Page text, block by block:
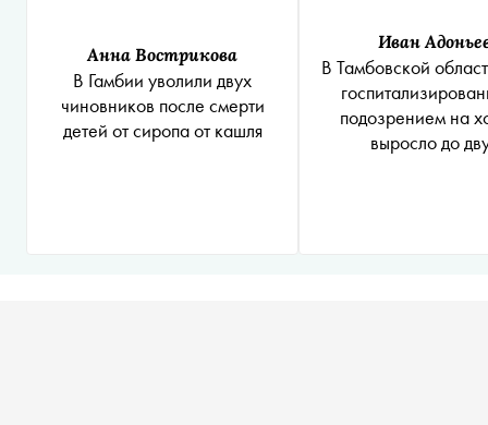
Анна Вострикова
В Гамбии уволили двух
чиновников после смерти
детей от сиропа от кашля
Иван
В Тамбовской
подозрением на
выросло до